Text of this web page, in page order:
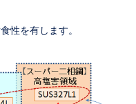
性を有します。